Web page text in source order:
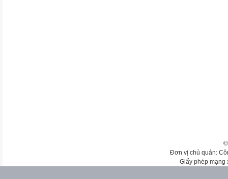
Đơn vị chủ quản:
Giấy phép mạng